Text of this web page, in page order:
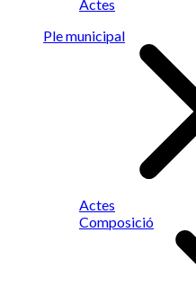
Actes
Ple municipal
Actes
Composició